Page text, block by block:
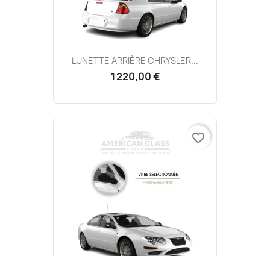
LUNETTE ARRIÈRE CHRYSLER...
1 220,00 €
favorite_border